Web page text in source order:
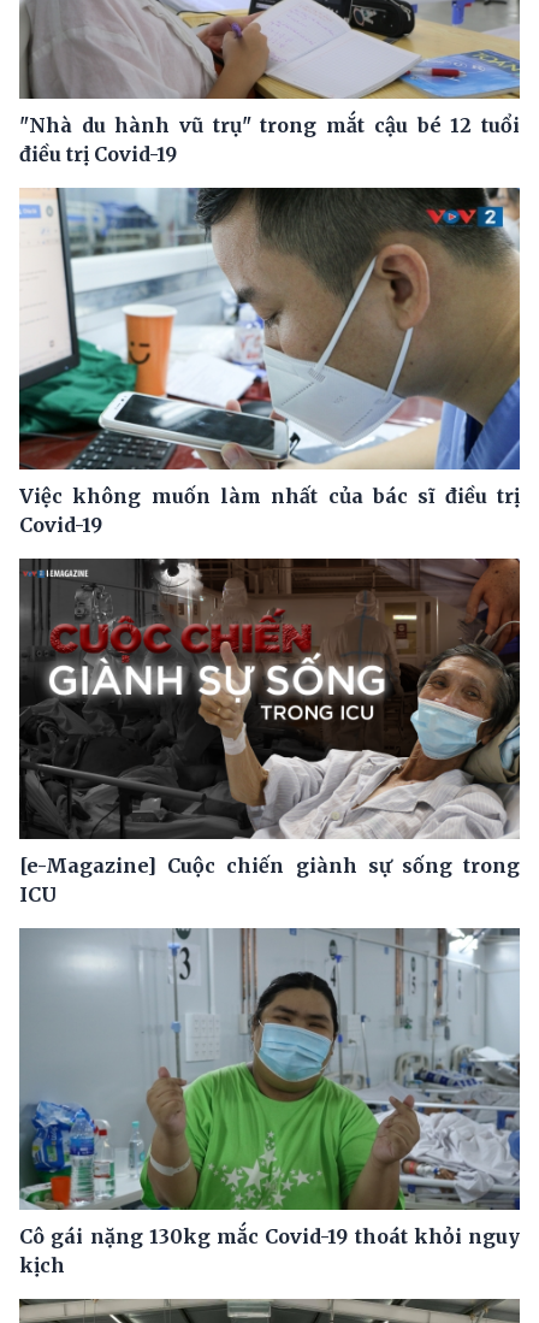
"Nhà du hành vũ trụ" trong mắt cậu bé 12 tuổi
điều trị Covid-19
Việc không muốn làm nhất của bác sĩ điều trị
Covid-19
[e-Magazine] Cuộc chiến giành sự sống trong
ICU
Cô gái nặng 130kg mắc Covid-19 thoát khỏi nguy
kịch